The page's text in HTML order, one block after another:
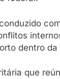
dentro da
que